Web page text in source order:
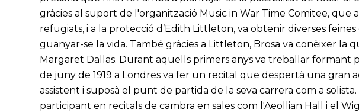
gràcies al suport de l'organització Music in War Time Comitee, que
refugiats, i a la protecció d’Edith Littleton, va obtenir diverses
guanyar-se la vida. També gràcies a Littleton, Brosa va conèixer la
Margaret Dallas. Durant aquells primers anys va treballar formant
de juny de 1919 a Londres va fer un recital que despertà una gran
assistent i suposà el punt de partida de la seva carrera com a
participant en recitals de cambra en sales com l'Aeollian Hall i el